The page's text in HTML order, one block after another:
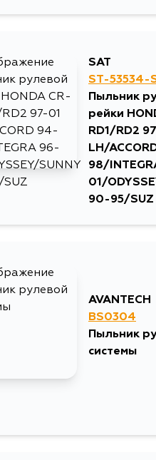
SAT
ST-53534-
Пыльник
рейки
RD1/RD2
LH/
98/
01/
90-95/SUZ
AVANTECH
BS0304
Пыльник
системы